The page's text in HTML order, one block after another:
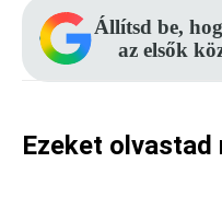
Állítsd be,
az elsők
Ezeket olvastad